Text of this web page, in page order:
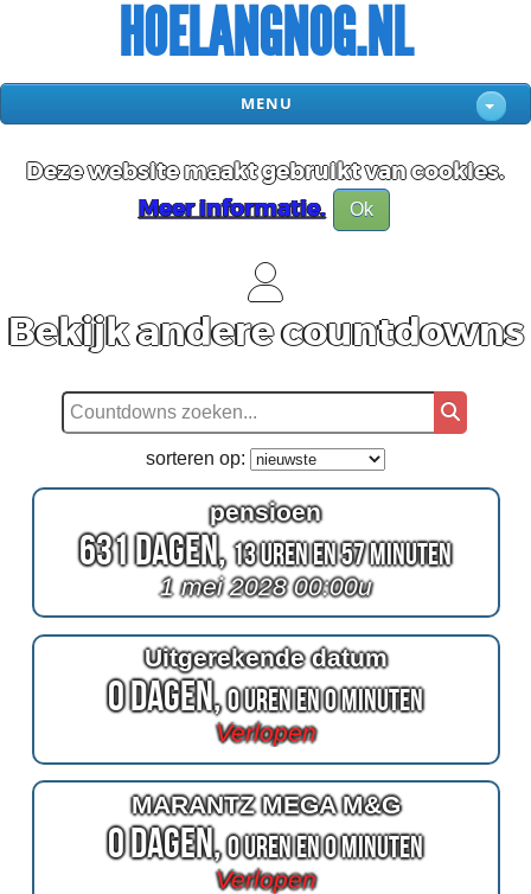
HOELANGNOG.NL
MENU
Deze website maakt gebruikt van cookies.
Meer informatie.
Ok
Bekijk andere countdowns
sorteren op:
pensioen
631 Dagen,13 Uren en 57 Minuten
1 mei 2028 00:00u
Uitgerekende datum
0 Dagen,0 Uren en 0 Minuten
Verlopen
MARANTZ MEGA M&G
0 Dagen,0 Uren en 0 Minuten
Verlopen